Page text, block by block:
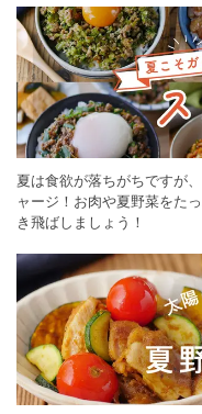
夏は食欲が落ちがちですが
ャージ！お肉や夏野菜をた
き飛ばしましょう！